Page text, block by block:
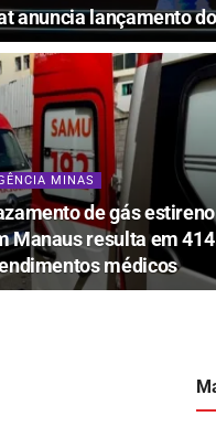
anuncia lançamento
MINAS
de gás estireno
Manaus resulta em 414
médicos